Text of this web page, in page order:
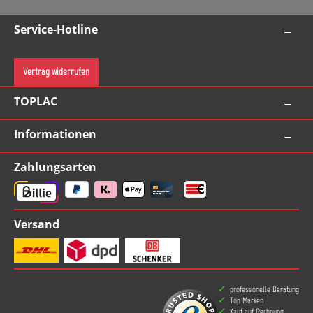
Service-Hotline
Vertrag widerrufen
TOPLAC
Informationen
Zahlungsarten
Versand
professionelle Beratung
Top Marken